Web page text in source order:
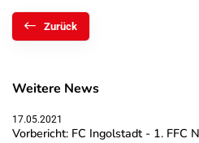
Zurück
Weitere News
17.05.2021
Vorbericht: FC Ingolstadt - 1. FFC